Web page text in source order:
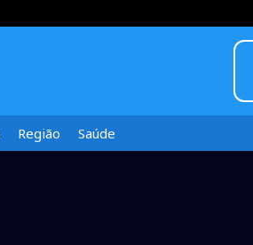
Região Saúde